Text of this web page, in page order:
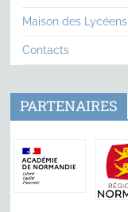
Maison des Lycéens
Contacts
PARTENAIRES